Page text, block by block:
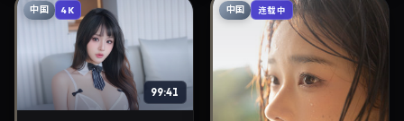
中国 4K
99:41
中国 连载中